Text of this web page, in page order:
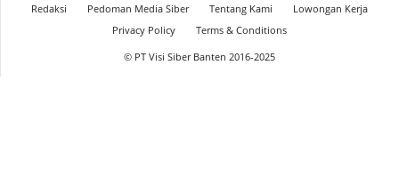
Redaksi Pedoman Media Siber Tentang Kami
Lowongan Kerja
Privacy Policy
Terms & Conditions
© PT Visi Siber Banten 2016-2025